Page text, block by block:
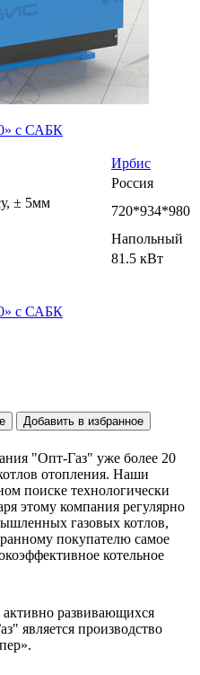
с САБК
Ирбис
Россия
± 5мм
720*934*980
Напольный
81.5 кВт
с САБК
Добавить в избранное
"Опт-Газ" уже более 20
отопления. Наши
поиске технологически
этому компания регулярно
газовых котлов,
покупателю самое
котельное
развивающихся
является производство